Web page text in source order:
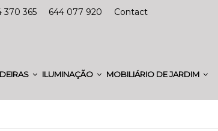
370 365 644 077 920 Contact
ILUMINAÇÃO MOBILIÁRIO DE JARDIM